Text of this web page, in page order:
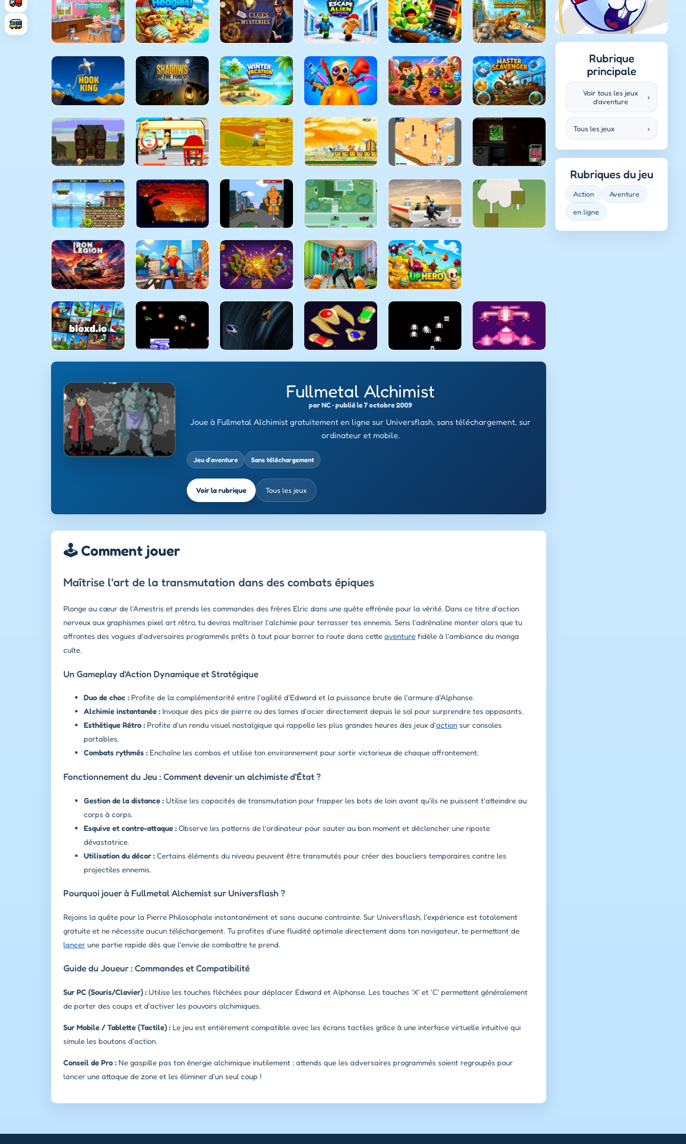
Fullmetal Alchimist
par NC · publié le 7 octobre 2009
Joue à Fullmetal Alchimist gratuitement en ligne sur Universflash, sans téléchargement, sur
ordinateur et mobile.
Jeu d’aventure Sans téléchargement
Voir la rubrique Tous les jeux
🕹️ Comment jouer
Maîtrise l'art de la transmutation dans des combats épiques
Plonge au cœur de l'Amestris et prends les commandes des frères Elric dans une quête effrénée pour la vérité. Dans ce titre d'action
nerveux aux graphismes pixel art rétro, tu devras maîtriser l'alchimie pour terrasser tes ennemis. Sens l'adrénaline monter alors que tu
affrontes des vagues d'adversaires programmés prêts à tout pour barrer ta route dans cette aventure fidèle à l'ambiance du manga
culte.
Un Gameplay d'Action Dynamique et Stratégique
Duo de choc : Profite de la complémentarité entre l'agilité d'Edward et la puissance brute de l'armure d'Alphonse.
Alchimie instantanée : Invoque des pics de pierre ou des lames d'acier directement depuis le sol pour surprendre tes opposants.
Esthétique Rétro : Profite d'un rendu visuel nostalgique qui rappelle les plus grandes heures des jeux d'action sur consoles
portables.
Combats rythmés : Enchaîne les combos et utilise ton environnement pour sortir victorieux de chaque affrontement.
Fonctionnement du Jeu : Comment devenir un alchimiste d'État ?
Gestion de la distance : Utilise les capacités de transmutation pour frapper les bots de loin avant qu'ils ne puissent t'atteindre au
corps à corps.
Esquive et contre-attaque : Observe les patterns de l'ordinateur pour sauter au bon moment et déclencher une riposte
dévastatrice.
Utilisation du décor : Certains éléments du niveau peuvent être transmutés pour créer des boucliers temporaires contre les
projectiles ennemis.
Pourquoi jouer à Fullmetal Alchemist sur Universflash ?
Rejoins la quête pour la Pierre Philosophale instantanément et sans aucune contrainte. Sur Universflash, l'expérience est totalement
gratuite et ne nécessite aucun téléchargement. Tu profites d'une fluidité optimale directement dans ton navigateur, te permettant de
lancer une partie rapide dès que l'envie de combattre te prend.
Guide du Joueur : Commandes et Compatibilité
Sur PC (Souris/Clavier) : Utilise les touches fléchées pour déplacer Edward et Alphonse. Les touches 'X' et 'C' permettent généralement
de porter des coups et d'activer les pouvoirs alchimiques.
Sur Mobile / Tablette (Tactile) : Le jeu est entièrement compatible avec les écrans tactiles grâce à une interface virtuelle intuitive qui
simule les boutons d'action.
Conseil de Pro : Ne gaspille pas ton énergie alchimique inutilement ; attends que les adversaires programmés soient regroupés pour
lancer une attaque de zone et les éliminer d'un seul coup !
Rubrique
principale
Voir tous les jeux
d’aventure
›
Tous les jeux ›
Rubriques du jeu
Action Aventure
en ligne